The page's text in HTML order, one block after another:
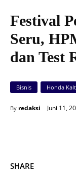
Festival
Seru,
dan Test
Bisnis Honda
By redaksi Juni 11,
SHARE